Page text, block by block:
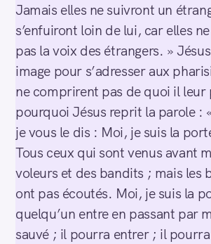
Jamais elles ne suivront un
s’enfuiront loin de lui, car elles
pas la voix des étrangers. »
image pour s’adresser aux
ne comprirent pas de quoi il leur
pourquoi Jésus reprit la parole :
je vous le dis : Moi, je suis la
Tous ceux qui sont venus avant
voleurs et des bandits ; mais les
ont pas écoutés. Moi, je suis la
quelqu’un entre en passant par
sauvé ; il pourra entrer ; il